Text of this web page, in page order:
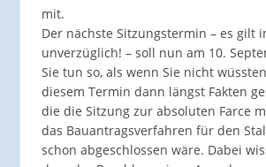
mit.
Der nächste Sitzungstermin – es gilt
unverzüglich! – soll nun am 10.
Sie tun so, als wenn Sie nicht
diesem Termin dann längst Fakten
die die Sitzung zur absoluten Farce
das Bauantragsverfahren für den
schon abgeschlossen wäre. Dabei